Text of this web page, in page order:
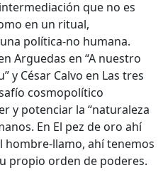
que no es
en un ritual,
política-no humana.
Arguedas en “A nuestro
y César Calvo en Las tres
cosmopolítico
y potenciar la “naturaleza
En El pez de oro ahí
hombre-llamo, ahí tenemos
propio orden de poderes.